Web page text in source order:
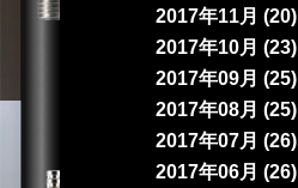
2017年11月 (20)
2017年10月 (23)
2017年09月 (25)
2017年08月 (25)
2017年07月 (26)
2017年06月 (26)